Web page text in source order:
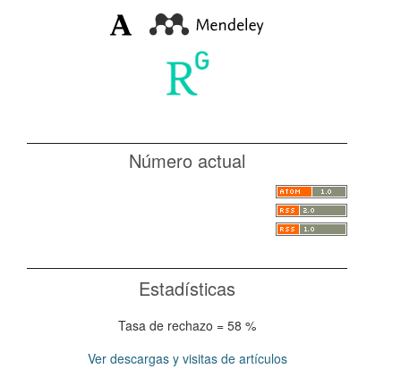
Número actual
Estadísticas
Tasa de rechazo = 58 %
Ver descargas y visitas de artículos